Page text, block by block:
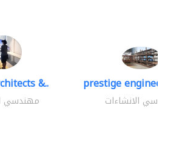
&..
مهندسي
prestige
مهندسي الانشاءات